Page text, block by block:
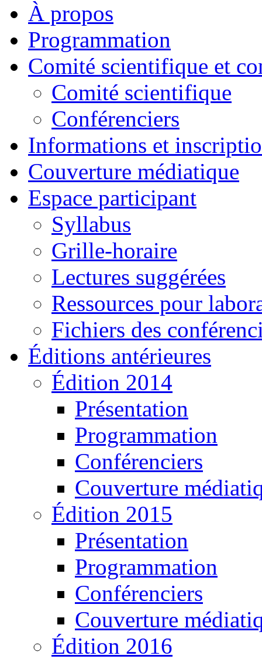
À propos
Programmation
Comité scientifique et
Comité scientifique
Conférenciers
Informations et
Couverture médiatique
Espace participant
Syllabus
Grille-horaire
Lectures suggérées
Ressources pour
Fichiers des
Éditions antérieures
Édition 2014
Présentation
Programmation
Conférenciers
Couverture
Édition 2015
Présentation
Programmation
Conférenciers
Couverture
Édition 2016